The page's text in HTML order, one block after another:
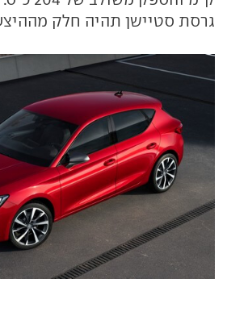
גרסת סטיישן תהיה חלק